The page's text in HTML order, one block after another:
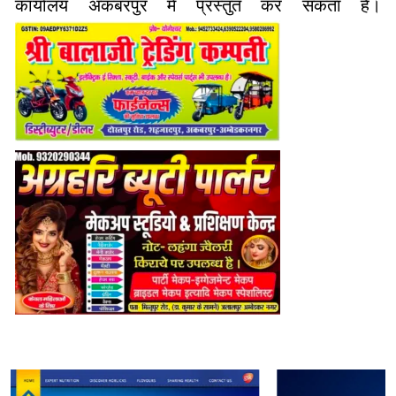
कार्यालय अकबरपुर में प्रस्तुत कर सकता है।